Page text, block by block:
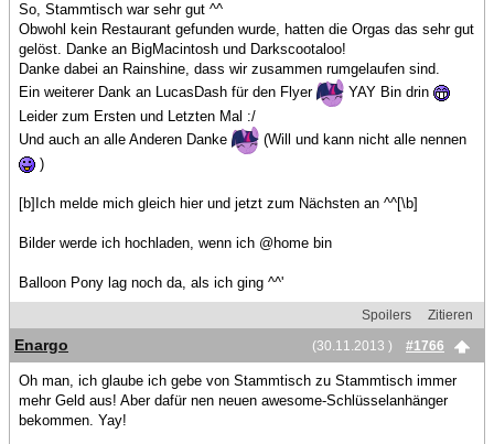
So, Stammtisch war sehr gut ^^
Obwohl kein Restaurant gefunden wurde, hatten die Orgas das sehr gut
gelöst. Danke an BigMacintosh und Darkscootaloo!
Danke dabei an Rainshine, dass wir zusammen rumgelaufen sind.
Ein weiterer Dank an LucasDash für den Flyer
YAY Bin drin
Leider zum Ersten und Letzten Mal :/
Und auch an alle Anderen Danke
(Will und kann nicht alle nennen
)
[b]Ich melde mich gleich hier und jetzt zum Nächsten an ^^[\b]
Bilder werde ich hochladen, wenn ich @home bin
Balloon Pony lag noch da, als ich ging ^^'
Spoilers
Zitieren
(30.11.2013 )
#1766
Enargo
Oh man, ich glaube ich gebe von Stammtisch zu Stammtisch immer
mehr Geld aus! Aber dafür nen neuen awesome-Schlüsselanhänger
bekommen. Yay!